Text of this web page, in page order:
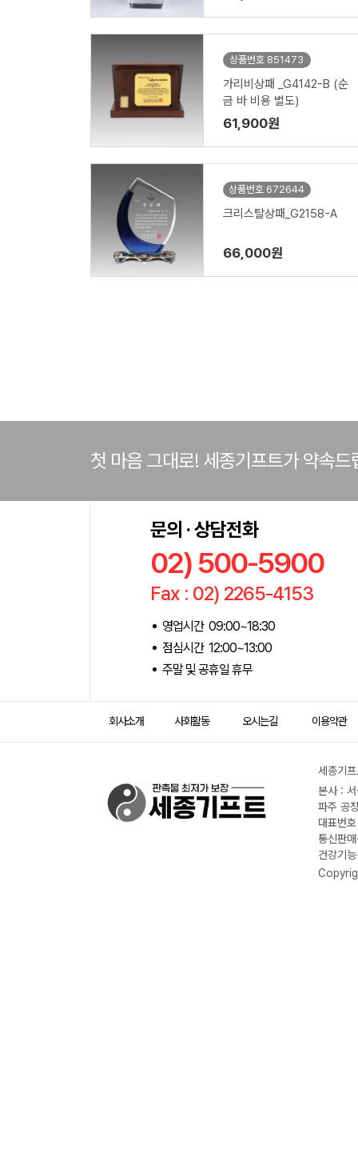
상품번호 851473
가리비상패 _G4142-B (순
금 바 비용 별도)
61,900원
상품번호 672644
크리스탈상패_G2158-A
66,000원
첫 마음 그대로! 세종기프트가 약속드
문의 · 상담전화
02) 500-5900
Fax : 02) 2265-4153
영업시간 09:00~18:30
점심시간 12:00~13:00
주말 및 공휴일 휴무
회사소개 사회활동 오시는길 이용약관
세종기
본사 :
파주 공
대표번
통신판
건강기